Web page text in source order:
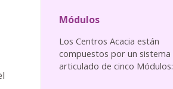
Módulos
Los Centros Acacia están
compuestos por un sistema
articulado de cinco Módulos: